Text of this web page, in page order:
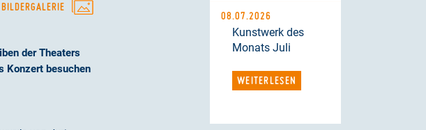
der Theaters
Konzert besuchen
08.07.2026
Kunstwerk des
Monats Juli
WEITERLESEN